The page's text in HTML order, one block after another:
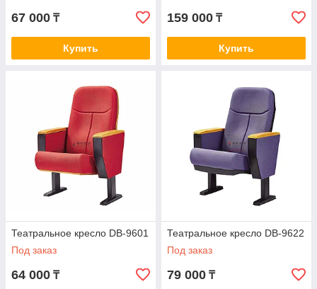
67 000 ₸
Купить
159 000 ₸
Купить
Театральное кресло DB-9601
Под заказ
64 000 ₸
Театральное кресло DB-9622
Под заказ
79 000 ₸